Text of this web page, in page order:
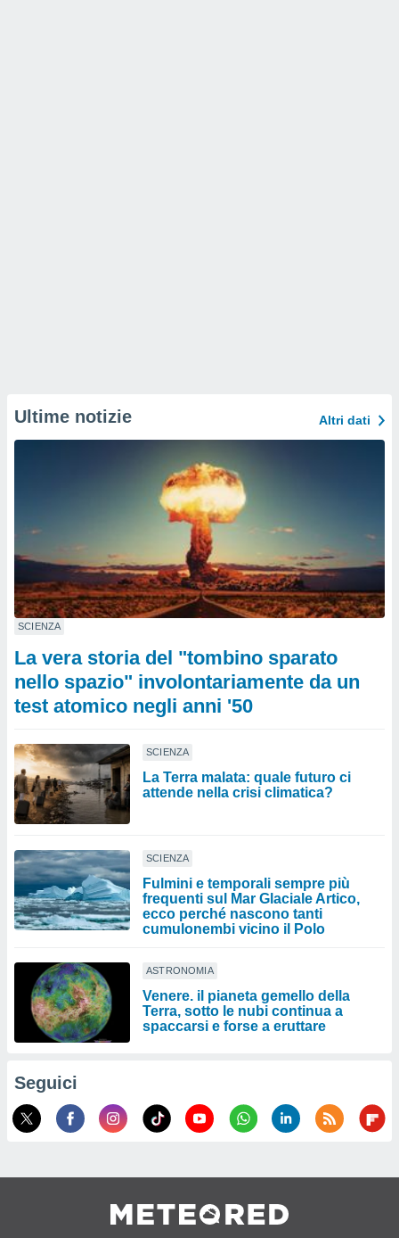
Ultime notizie Altri dati
SCIENZA
La vera storia del "tombino sparato
nello spazio" involontariamente da un
test atomico negli anni '50
SCIENZA
La Terra malata: quale futuro ci
attende nella crisi climatica?
SCIENZA
Fulmini e temporali sempre più
frequenti sul Mar Glaciale Artico,
ecco perché nascono tanti
cumulonembi vicino il Polo
ASTRONOMIA
Venere. il pianeta gemello della
Terra, sotto le nubi continua a
spaccarsi e forse a eruttare
Seguici